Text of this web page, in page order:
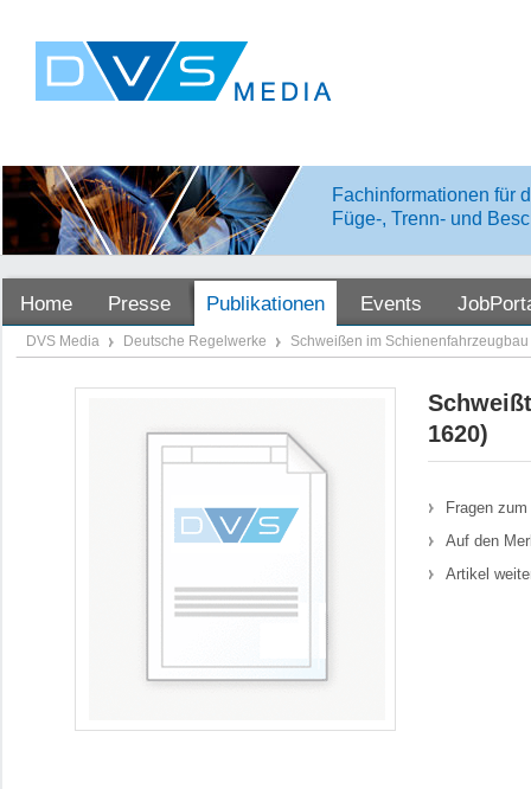
Fachinformationen für
Füge-, Trenn- und
Home Presse Publikationen Events
DVS Media Deutsche Regelwerke Schweißen im Schienenfahrzeugbau
1620)
Fragen
Auf den
Artikel